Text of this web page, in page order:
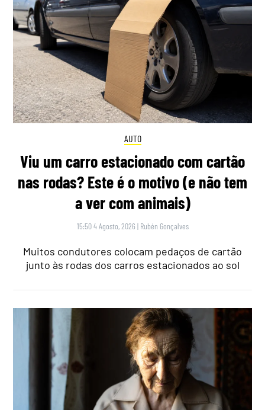
AUTO
Viu um carro estacionado com cartão
nas rodas? Este é o motivo (e não tem
a ver com animais)
15:50 4 Agosto, 2026 | Rubén Gonçalves
Muitos condutores colocam pedaços de cartão
junto às rodas dos carros estacionados ao sol